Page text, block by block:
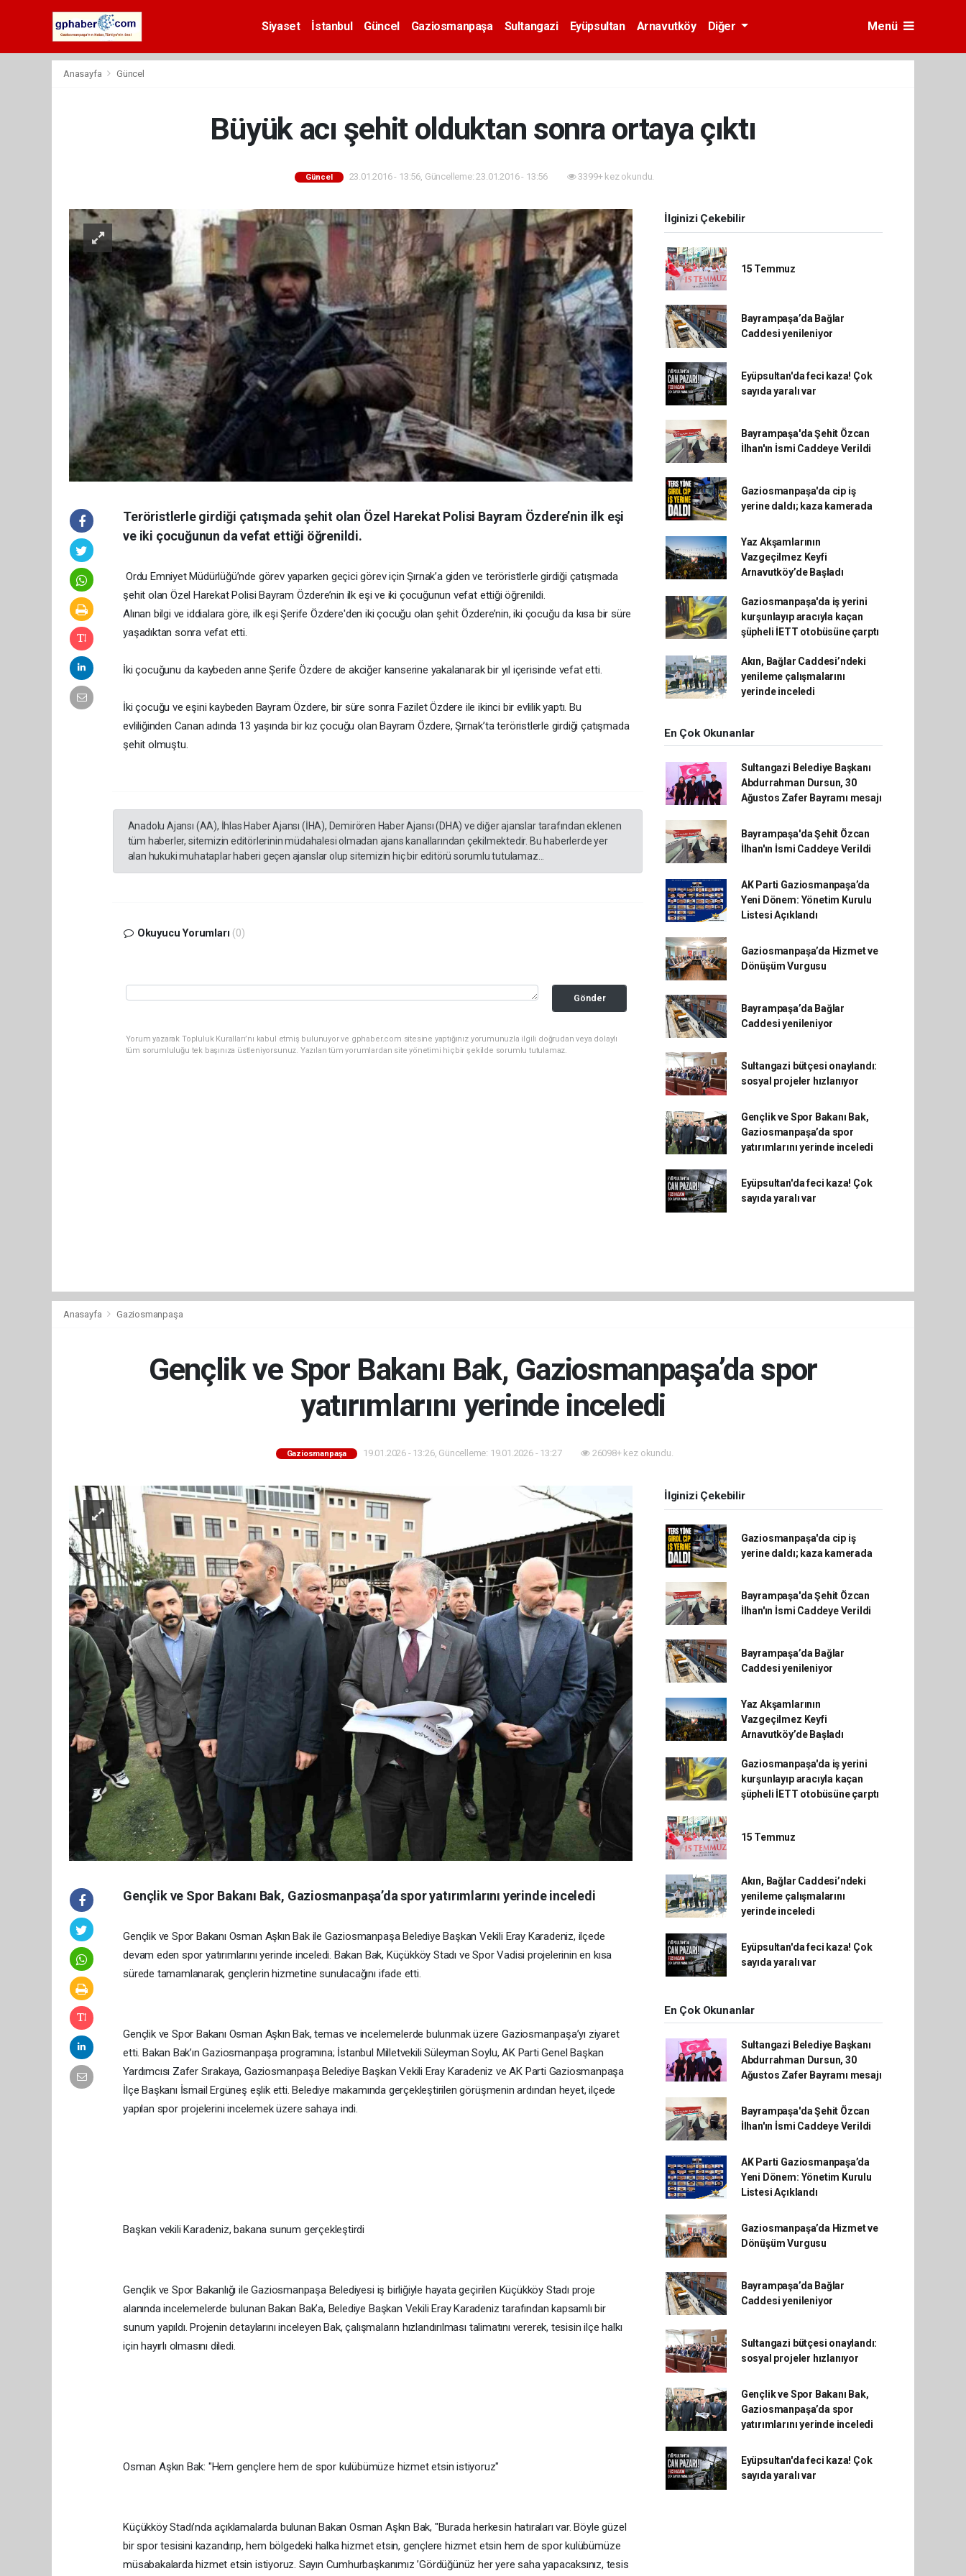
Siyaset İstanbul Güncel Gaziosmanpaşa Sultangazi Eyüpsultan Arnavutköy Diğer Menü
Anasayfa Güncel
Büyük acı şehit olduktan sonra ortaya çıktı
Güncel 23.01.2016 - 13:56, Güncelleme: 23.01.2016 - 13:56 3399+ kez okundu.
Teröristlerle girdiği çatışmada şehit olan Özel Harekat Polisi Bayram Özdere’nin ilk eşi
ve iki çocuğunun da vefat ettiği öğrenildi.
Ordu Emniyet Müdürlüğü’nde görev yaparken geçici görev için Şırnak’a giden ve teröristlerle girdiği çatışmada
şehit olan Özel Harekat Polisi Bayram Özdere’nin ilk eşi ve iki çocuğunun vefat ettiği öğrenildi.
Alınan bilgi ve iddialara göre, ilk eşi Şerife Özdere'den iki çocuğu olan şehit Özdere’nin, iki çocuğu da kısa bir süre
yaşadıktan sonra vefat etti.
İki çocuğunu da kaybeden anne Şerife Özdere de akciğer kanserine yakalanarak bir yıl içerisinde vefat etti.
İki çocuğu ve eşini kaybeden Bayram Özdere, bir süre sonra Fazilet Özdere ile ikinci bir evlilik yaptı. Bu
evliliğinden Canan adında 13 yaşında bir kız çocuğu olan Bayram Özdere, Şırnak’ta teröristlerle girdiği çatışmada
şehit olmuştu.
Anadolu Ajansı (AA), İhlas Haber Ajansı (İHA), Demirören Haber Ajansı (DHA) ve diğer ajanslar tarafından eklenen
tüm haberler, sitemizin editörlerinin müdahalesi olmadan ajans kanallarından çekilmektedir. Bu haberlerde yer
alan hukuki muhataplar haberi geçen ajanslar olup sitemizin hiç bir editörü sorumlu tutulamaz...
Okuyucu Yorumları (0)
Gönder
Yorum yazarak Topluluk Kuralları’nı kabul etmiş bulunuyor ve gphaber.com sitesine yaptığınız yorumunuzla ilgili doğrudan veya dolaylı
tüm sorumluluğu tek başınıza üstleniyorsunuz. Yazılan tüm yorumlardan site yönetimi hiçbir şekilde sorumlu tutulamaz.
İlginizi Çekebilir
15 Temmuz
Bayrampaşa’da Bağlar
Caddesi yenileniyor
Eyüpsultan'da feci kaza! Çok
sayıda yaralı var
Bayrampaşa'da Şehit Özcan
İlhan'ın İsmi Caddeye Verildi
Gaziosmanpaşa'da cip iş
yerine daldı; kaza kamerada
Yaz Akşamlarının
Vazgeçilmez Keyfi
Arnavutköy’de Başladı
Gaziosmanpaşa'da iş yerini
kurşunlayıp aracıyla kaçan
şüpheli İETT otobüsüne çarptı
Akın, Bağlar Caddesi’ndeki
yenileme çalışmalarını
yerinde inceledi
En Çok Okunanlar
Sultangazi Belediye Başkanı
Abdurrahman Dursun, 30
Ağustos Zafer Bayramı mesajı
Bayrampaşa'da Şehit Özcan
İlhan'ın İsmi Caddeye Verildi
AK Parti Gaziosmanpaşa’da
Yeni Dönem: Yönetim Kurulu
Listesi Açıklandı
Gaziosmanpaşa’da Hizmet ve
Dönüşüm Vurgusu
Bayrampaşa’da Bağlar
Caddesi yenileniyor
Sultangazi bütçesi onaylandı:
sosyal projeler hızlanıyor
Gençlik ve Spor Bakanı Bak,
Gaziosmanpaşa’da spor
yatırımlarını yerinde inceledi
Eyüpsultan'da feci kaza! Çok
sayıda yaralı var
Anasayfa Gaziosmanpaşa
Gençlik ve Spor Bakanı Bak, Gaziosmanpaşa’da spor
yatırımlarını yerinde inceledi
Gaziosmanpaşa 19.01.2026 - 13:26, Güncelleme: 19.01.2026 - 13:27 26098+ kez okundu.
Gençlik ve Spor Bakanı Bak, Gaziosmanpaşa’da spor yatırımlarını yerinde inceledi
Gençlik ve Spor Bakanı Osman Aşkın Bak ile Gaziosmanpaşa Belediye Başkan Vekili Eray Karadeniz, ilçede
devam eden spor yatırımlarını yerinde inceledi. Bakan Bak, Küçükköy Stadı ve Spor Vadisi projelerinin en kısa
sürede tamamlanarak, gençlerin hizmetine sunulacağını ifade etti.
Gençlik ve Spor Bakanı Osman Aşkın Bak, temas ve incelemelerde bulunmak üzere Gaziosmanpaşa’yı ziyaret
etti. Bakan Bak’ın Gaziosmanpaşa programına; İstanbul Milletvekili Süleyman Soylu, AK Parti Genel Başkan
Yardımcısı Zafer Sırakaya, Gaziosmanpaşa Belediye Başkan Vekili Eray Karadeniz ve AK Parti Gaziosmanpaşa
İlçe Başkanı İsmail Ergüneş eşlik etti. Belediye makamında gerçekleştirilen görüşmenin ardından heyet, ilçede
yapılan spor projelerini incelemek üzere sahaya indi.
Başkan vekili Karadeniz, bakana sunum gerçekleştirdi
Gençlik ve Spor Bakanlığı ile Gaziosmanpaşa Belediyesi iş birliğiyle hayata geçirilen Küçükköy Stadı proje
alanında incelemelerde bulunan Bakan Bak’a, Belediye Başkan Vekili Eray Karadeniz tarafından kapsamlı bir
sunum yapıldı. Projenin detaylarını inceleyen Bak, çalışmaların hızlandırılması talimatını vererek, tesisin ilçe halkı
için hayırlı olmasını diledi.
Osman Aşkın Bak: "Hem gençlere hem de spor kulübümüze hizmet etsin istiyoruz"
Küçükköy Stadı’nda açıklamalarda bulunan Bakan Osman Aşkın Bak, "Burada herkesin hatıraları var. Böyle güzel
bir spor tesisini kazandırıp, hem bölgedeki halka hizmet etsin, gençlere hizmet etsin hem de spor kulübümüze
müsabakalarda hizmet etsin istiyoruz. Sayın Cumhurbaşkanımız ’Gördüğünüz her yere saha yapacaksınız, tesis
İlginizi Çekebilir
Gaziosmanpaşa'da cip iş
yerine daldı; kaza kamerada
Bayrampaşa'da Şehit Özcan
İlhan'ın İsmi Caddeye Verildi
Bayrampaşa’da Bağlar
Caddesi yenileniyor
Yaz Akşamlarının
Vazgeçilmez Keyfi
Arnavutköy’de Başladı
Gaziosmanpaşa'da iş yerini
kurşunlayıp aracıyla kaçan
şüpheli İETT otobüsüne çarptı
15 Temmuz
Akın, Bağlar Caddesi’ndeki
yenileme çalışmalarını
yerinde inceledi
Eyüpsultan'da feci kaza! Çok
sayıda yaralı var
En Çok Okunanlar
Sultangazi Belediye Başkanı
Abdurrahman Dursun, 30
Ağustos Zafer Bayramı mesajı
Bayrampaşa'da Şehit Özcan
İlhan'ın İsmi Caddeye Verildi
AK Parti Gaziosmanpaşa’da
Yeni Dönem: Yönetim Kurulu
Listesi Açıklandı
Gaziosmanpaşa’da Hizmet ve
Dönüşüm Vurgusu
Bayrampaşa’da Bağlar
Caddesi yenileniyor
Sultangazi bütçesi onaylandı:
sosyal projeler hızlanıyor
Gençlik ve Spor Bakanı Bak,
Gaziosmanpaşa’da spor
yatırımlarını yerinde inceledi
Eyüpsultan'da feci kaza! Çok
sayıda yaralı var